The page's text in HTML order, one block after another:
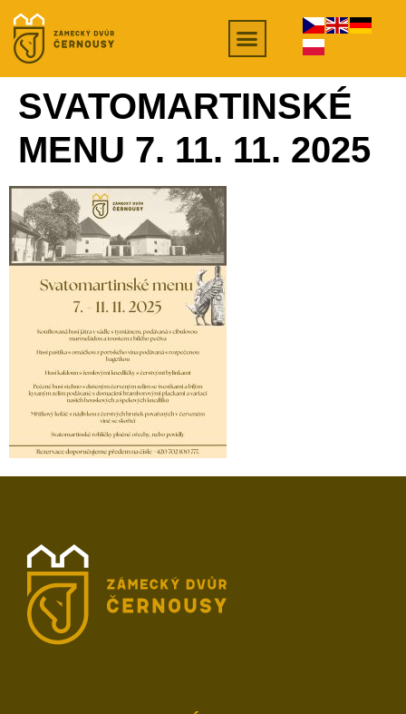
SVATOMARTINSKÉ
MENU 7. 11. 11. 2025